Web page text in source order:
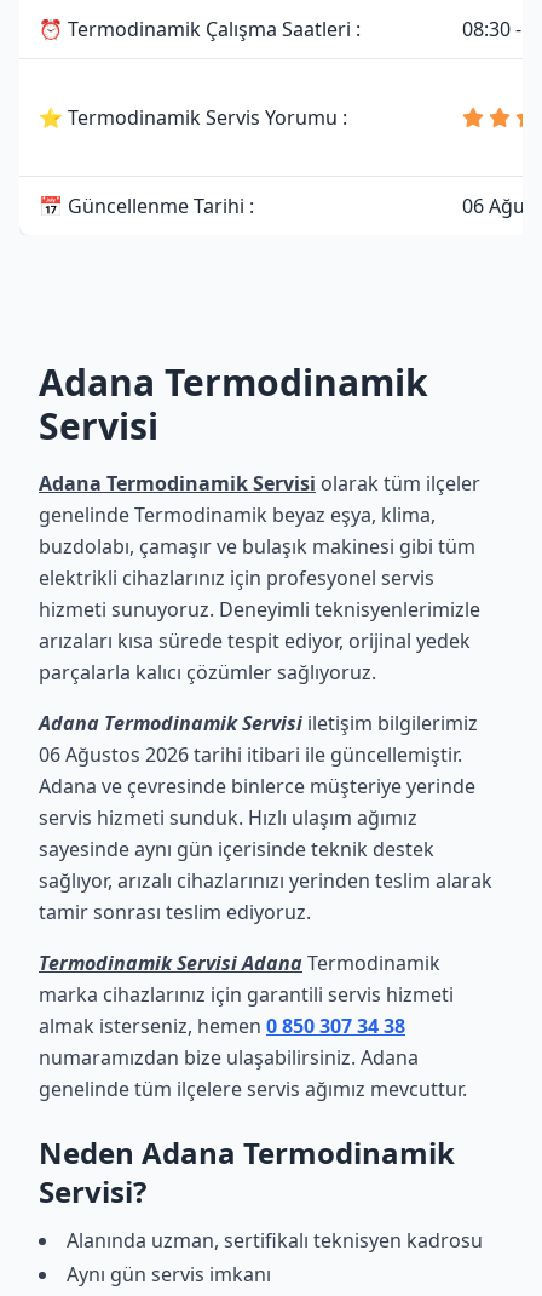
⏰ Termodinamik Çalışma Saatleri : 08:30 -
⭐ Termodinamik Servis Yorumu :
📅 Güncellenme Tarihi : 06
Adana Termodinamik
Servisi
Adana Termodinamik Servisi olarak tüm ilçeler
genelinde Termodinamik beyaz eşya, klima,
buzdolabı, çamaşır ve bulaşık makinesi gibi tüm
elektrikli cihazlarınız için profesyonel servis
hizmeti sunuyoruz. Deneyimli teknisyenlerimizle
arızaları kısa sürede tespit ediyor, orijinal yedek
parçalarla kalıcı çözümler sağlıyoruz.
Adana Termodinamik Servisi iletişim bilgilerimiz
06 Ağustos 2026 tarihi itibari ile güncellemiştir.
Adana ve çevresinde binlerce müşteriye yerinde
servis hizmeti sunduk. Hızlı ulaşım ağımız
sayesinde aynı gün içerisinde teknik destek
sağlıyor, arızalı cihazlarınızı yerinden teslim alarak
tamir sonrası teslim ediyoruz.
Termodinamik Servisi AdanaTermodinamik
marka cihazlarınız için garantili servis hizmeti
almak isterseniz, hemen 0 850 307 34 38
numaramızdan bize ulaşabilirsiniz. Adana
genelinde tüm ilçelere servis ağımız mevcuttur.
Neden Adana Termodinamik
Servisi?
Alanında uzman, sertifikalı teknisyen kadrosu
Aynı gün servis imkanı